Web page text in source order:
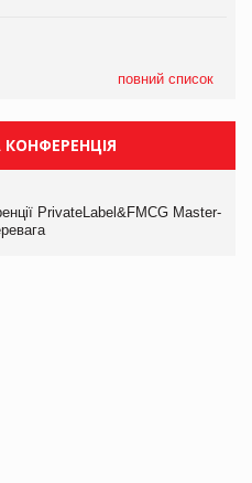
повний список
PrivateLabel&FMCG Master-